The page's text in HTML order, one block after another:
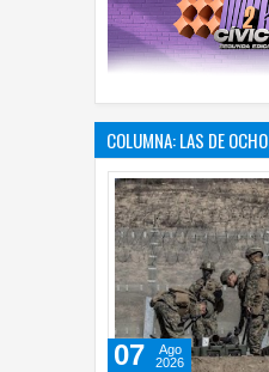
COLUMNA: LAS DE OCHO
07
Ago
2026